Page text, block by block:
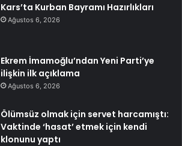
Kars’ta Kurban Bayramı Hazırlıkları
Ağustos 6, 2026
Ekrem İmamoğlu’ndan Yeni Parti’ye
ilişkin ilk açıklama
Ağustos 6, 2026
Ölümsüz olmak için servet harcamıştı:
Vaktinde ‘hasat’ etmek için kendi
klonunu yaptı